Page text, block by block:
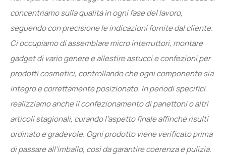
concentriamo sulla qualità in ogni fase del lavoro,
seguendo con precisione le indicazioni fornite dal cliente.
Ci occupiamo di assemblare micro interruttori, montare
gadget di vario genere e allestire astucci e confezioni per
prodotti cosmetici, controllando che ogni componente sia
integro e correttamente posizionato. In periodi specifici
realizziamo anche il confezionamento di panettoni o altri
articoli stagionali, curando l’aspetto finale affinché risulti
ordinato e gradevole. Ogni prodotto viene verificato prima
di passare all’imballo, così da garantire coerenza e pulizia.